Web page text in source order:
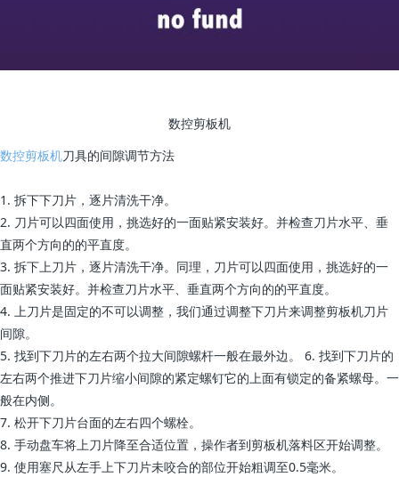
数控剪板机
数控剪板机刀具的间隙调节方法
1. 拆下下刀片，逐片清洗干净。
2. 刀片可以四面使用，挑选好的一面贴紧安装好。并检查刀片水平、垂
直两个方向的的平直度。
3. 拆下上刀片，逐片清洗干净。同理，刀片可以四面使用，挑选好的一
面贴紧安装好。并检查刀片水平、垂直两个方向的的平直度。
4. 上刀片是固定的不可以调整，我们通过调整下刀片来调整剪板机刀片
间隙。
5. 找到下刀片的左右两个拉大间隙螺杆一般在最外边。 6. 找到下刀片的
左右两个推进下刀片缩小间隙的紧定螺钉它的上面有锁定的备紧螺母。一
般在内侧。
7. 松开下刀片台面的左右四个螺栓。
8. 手动盘车将上刀片降至合适位置，操作者到剪板机落料区开始调整。
9. 使用塞尺从左手上下刀片未咬合的部位开始粗调至0.5毫米。